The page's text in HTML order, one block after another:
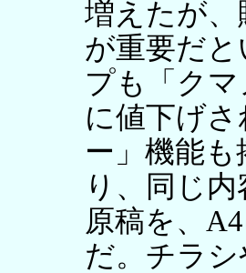
増えたが、
が重要だ
プも「ク
に値下げ
ー」機能
り、同じ
原稿を、
だ。チラ